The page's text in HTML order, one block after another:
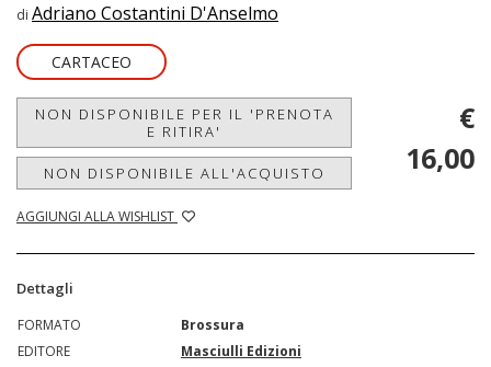
di Adriano Costantini D'Anselmo
CARTACEO
NON DISPONIBILE PER IL 'PRENOTA
E RITIRA'
NON DISPONIBILE ALL'ACQUISTO
AGGIUNGI ALLA WISHLIST
€
16,00
Dettagli
FORMATO
Brossura
EDITORE
Masciulli Edizioni